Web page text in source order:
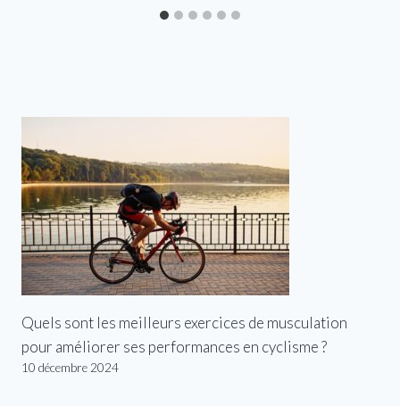
Quels sont les meilleurs exercices de musculation
pour améliorer ses performances en cyclisme ?
10 décembre 2024